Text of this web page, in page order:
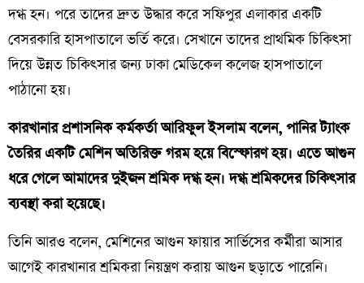
দগ্ধ হন। পরে তাদের দ্রুত উদ্ধার করে সফিপুর এলাকার একটি
বেসরকারি হাসপাতালে ভর্তি করে। সেখানে তাদের প্রাথমিক চিকিৎসা
দিয়ে উন্নত চিকিৎসার জন্য ঢাকা মেডিকেল কলেজ হাসপাতালে
পাঠানো হয়।
কারখানার প্রশাসনিক কর্মকর্তা আরিফুল ইসলাম বলেন, পানির ট্যাংক
তৈরির একটি মেশিন অতিরিক্ত গরম হয়ে বিস্ফোরণ হয়। এতে আগুন
ধরে গেলে আমাদের দুইজন শ্রমিক দগ্ধ হন। দগ্ধ শ্রমিকদের চিকিৎসার
ব্যবস্থা করা হয়েছে।
তিনি আরও বলেন, মেশিনের আগুন ফায়ার সার্ভিসের কর্মীরা আসার
আগেই কারখানার শ্রমিকরা নিয়ন্ত্রণ করায় আগুন ছড়াতে পারেনি।